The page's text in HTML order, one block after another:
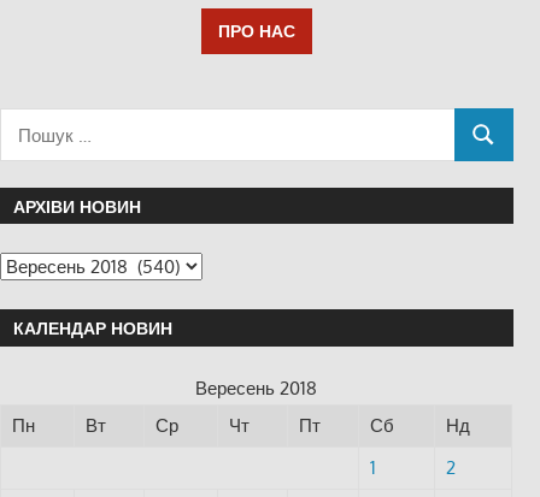
ПРО НАС
АРХІВИ НОВИН
КАЛЕНДАР НОВИН
Вересень 2018
Пн
Вт Ср Чт Пт Сб
Нд
1
2